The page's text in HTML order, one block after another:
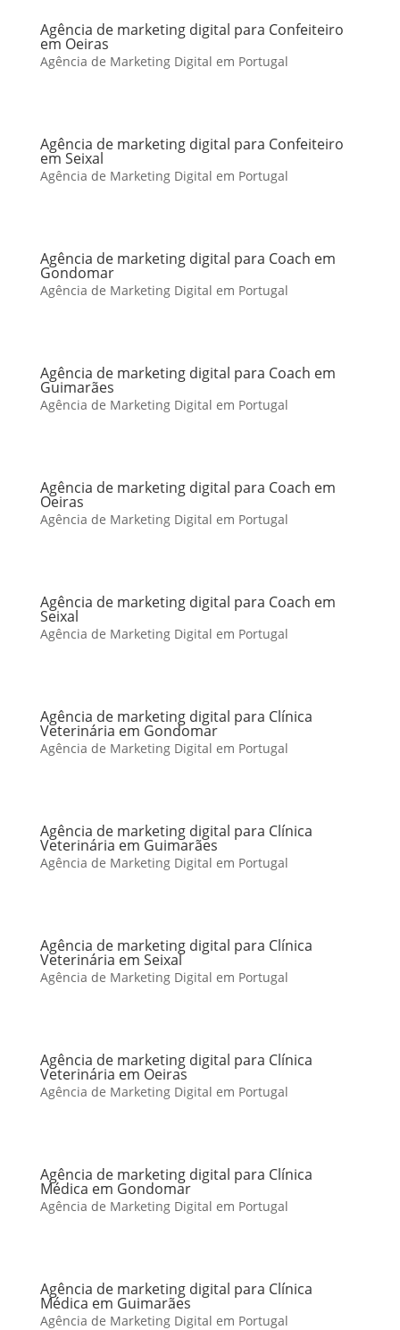
Agência de marketing digital para Confeiteiro
em Oeiras
Agência de Marketing Digital em Portugal
Agência de marketing digital para Confeiteiro
em Seixal
Agência de Marketing Digital em Portugal
Agência de marketing digital para Coach em
Gondomar
Agência de Marketing Digital em Portugal
Agência de marketing digital para Coach em
Guimarães
Agência de Marketing Digital em Portugal
Agência de marketing digital para Coach em
Oeiras
Agência de Marketing Digital em Portugal
Agência de marketing digital para Coach em
Seixal
Agência de Marketing Digital em Portugal
Agência de marketing digital para Clínica
Veterinária em Gondomar
Agência de Marketing Digital em Portugal
Agência de marketing digital para Clínica
Veterinária em Guimarães
Agência de Marketing Digital em Portugal
Agência de marketing digital para Clínica
Veterinária em Seixal
Agência de Marketing Digital em Portugal
Agência de marketing digital para Clínica
Veterinária em Oeiras
Agência de Marketing Digital em Portugal
Agência de marketing digital para Clínica
Médica em Gondomar
Agência de Marketing Digital em Portugal
Agência de marketing digital para Clínica
Médica em Guimarães
Agência de Marketing Digital em Portugal